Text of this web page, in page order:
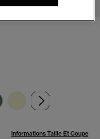
Informations Taille Et Coupe